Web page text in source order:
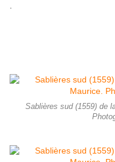
.
Sablières sud (1559) de